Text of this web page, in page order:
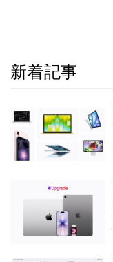
新着記事